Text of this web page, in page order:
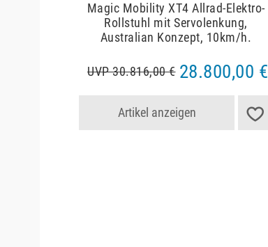
Magic Mobility XT4 Allrad-Elektro-
Rollstuhl mit Servolenkung,
Australian Konzept, 10km/h.
UVP 30.816,00 € 28.800,00 €
Artikel anzeigen